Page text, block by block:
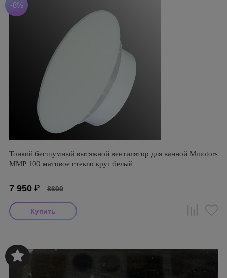
-8%
Тонкий бесшумный вытяжной вентилятор для ванной Mmotors
ММР 100 матовое стекло круг белый
7 950 ₽ 8600